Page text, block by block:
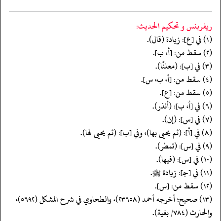
ريفرينس و تحكيم الحدیث:
(١) في [ع]: زيادة (قال).
(٢) سقط من: [أ، ب].
(٣) في [ب]: (معلنًا).
(٤) سقط من: [أ، ب، س].
(٥) سقط من: [ع].
(٦) في [أ، ب]: (أنذر).
(٧) في [س]: (إن).
(٨) في [أ]: (ثم يحيى بها)، وفي [ب]: (ثم يحيى لها).
(٩) في [س]: (تمطر).
(١٠) في [س]: (فيها).
(١١) في [جـ]: زيادة ﷺ.
(١٢) سقط من: [س].
(١٣) صحيح؛ أخرجه أحمد (٢٣٦٥٨)، والطحاوي في شرح المشكل (٥٦٩٢)،
والحارث (٧٨٤/ بغية).